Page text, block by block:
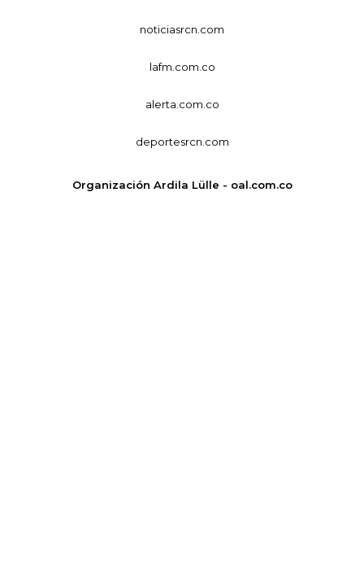
noticiasrcn.com
lafm.com.co
alerta.com.co
deportesrcn.com
Organización Ardila Lülle - oal.com.co